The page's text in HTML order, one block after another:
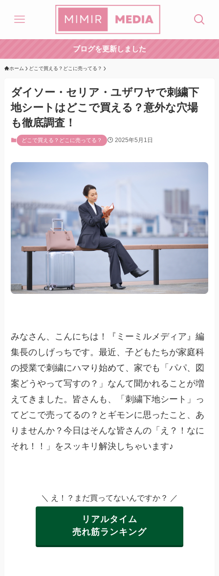
ブログを更新しました
ホーム どこで買える？どこに売ってる？
ダイソー・セリア・ユザワヤで刺繍下
地シートはどこで買える？意外な穴場
も徹底調査！
どこで買える？どこに売ってる？ 2025年5月1日
みなさん、こんにちは！『ミーミルメディア』編
集長のしげっちです。最近、子どもたちが家庭科
の授業で刺繍にハマり始めて、家でも「パパ、図
案どうやって写すの？」なんて聞かれることが増
えてきました。皆さんも、「刺繍下地シート」っ
てどこで売ってるの？とギモンに思ったこと、あ
りませんか？今日はそんな皆さんの「え？！なに
それ！！」をスッキリ解決しちゃいます♪
＼ え！？まだ買ってないんですか？ ／
リアルタイム
売れ筋ランキング